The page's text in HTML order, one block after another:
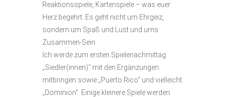
Reaktionsspiele, Kartenspiele – was euer
Herz begehrt. Es geht nicht um Ehrgeiz,
sondern um Spaß und Lust und ums
Zusammen-Sein.
Ich werde zum ersten Spielenachmittag
„Siedler(innen)“ mit den Ergänzungen
mitbringen sowie „Puerto Rico“ und vielleicht
„Dominion“. Einige kleinere Spiele werden